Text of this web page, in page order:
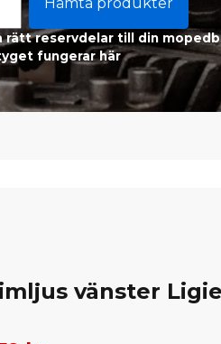
reservdelar till din
fungerar här
vänster